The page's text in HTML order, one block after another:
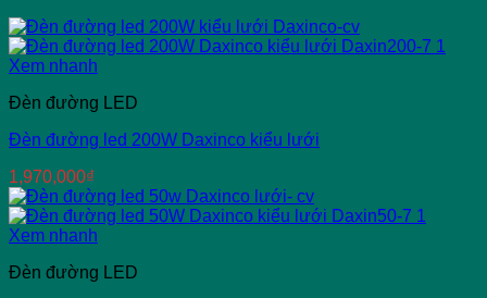
Xem nhanh
Đèn đường LED
Đèn đường led 200W Daxinco kiểu lưới
1,970,000₫
Xem nhanh
Đèn đường LED